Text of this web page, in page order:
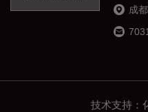
成
技术支持：